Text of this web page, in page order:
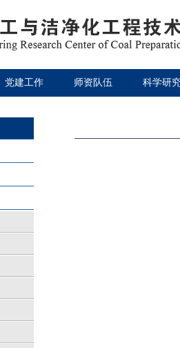
党建工作 师资队伍 科学研